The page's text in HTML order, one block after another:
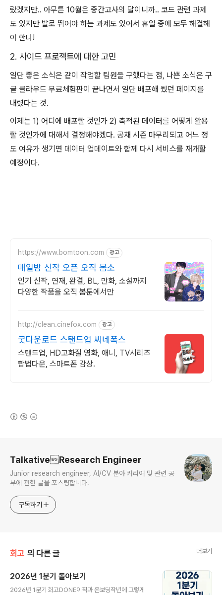
랐겠지만.. 아무튼 10월은 중간고사의 달이니까.. 코드 관련 과제
도 있지만 발로 뛰어야 하는 과제도 있어서 휴일 중에 모두 해결해
야 한다!
2. 사이드 프로젝트에 대한 고민
일단 좋은 소식은 같이 작업할 팀원을 구했다는 점, 나쁜 소식은 구
글 클라우드 무료체험판이 끝나면서 일단 배포해 뒀던 페이지를
내렸다는 것.
이제는 1) 어디에 배포할 것인가 2) 축적된 데이터를 어떻게 활용
할 것인가에 대해서 결정해야겠다. 공채 시즌 마무리되고 어느 정
도 여유가 생기면 데이터 업데이트와 함께 다시 서비스를 재개할
예정이다.
https://www.bomtoon.com 광고
매일밤 신작 오픈 오직 봄소
인기 신작, 연재, 완결, BL, 만화, 소설까지
다양한 작품을 오직 봄툰에서만
http://clean.cinefox.com 광고
굿다운로드 스탠드업 씨네폭스
스탠드업, HD고화질 영화, 애니, TV시리즈
합법다운, 스마트폰 감상.
TalkativeResearch Engineer
Junior research engineer, AI/CV 분야 커리어 및 관련 공
부에 관한 글을 포스팅합니다.
구독하기
회고 의 다른 글 더보기
2026년 1분기 돌아보기
2026년 1분기 회고DONE이직과 온보딩작년에 그렇게